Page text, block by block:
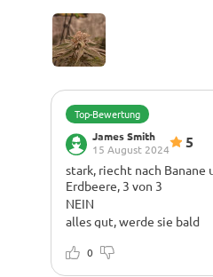
Top-Bewertung
James Smith
15 August 2024
5
stark, riecht nach Banane
Erdbeere, 3 von 3
NEIN
alles gut, werde sie bald
0